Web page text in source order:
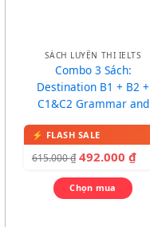
SÁCH LUYỆN THI IELTS
Combo 3 Sách:
Destination B1 + B2 +
C1&C2 Grammar and
615.000₫ 492.000 ₫
Chọn mua